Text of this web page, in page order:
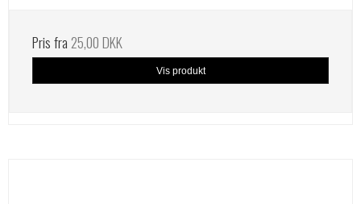
Pris fra25,00 DKK
Vis produkt